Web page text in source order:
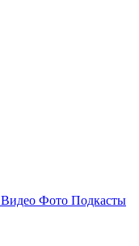
Видео Фото Подкасты